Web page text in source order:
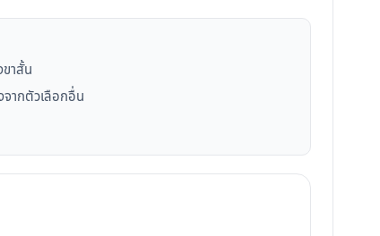
าสั้น
จากตัวเลือกอื่น